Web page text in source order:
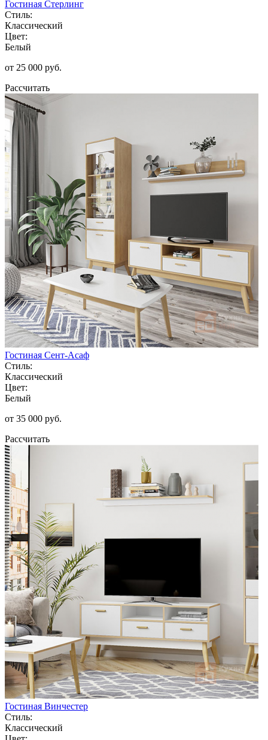
Гостиная Стерлинг
Стиль:
Классический
Цвет:
Белый
от 25 000 руб.
Рассчитать
Гостиная Сент-Асаф
Стиль:
Классический
Цвет:
Белый
от 35 000 руб.
Рассчитать
Гостиная Винчестер
Стиль:
Классический